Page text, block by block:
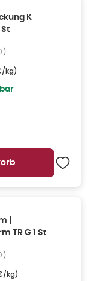
K
)
kg)
|
TR G 1 St
)
kg)